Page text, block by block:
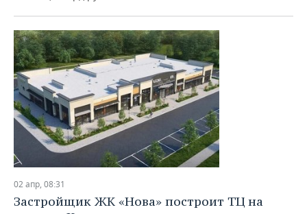
02 апр, 08:31
Застройщик ЖК «Нова» построит ТЦ на